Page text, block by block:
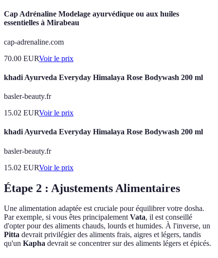
Cap Adrénaline Modelage ayurvédique ou aux huiles
essentielles à Mirabeau
cap-adrenaline.com
70.00 EURVoir le prix
khadi Ayurveda Everyday Himalaya Rose Bodywash 200 ml
basler-beauty.fr
15.02 EURVoir le prix
khadi Ayurveda Everyday Himalaya Rose Bodywash 200 ml
basler-beauty.fr
15.02 EURVoir le prix
Étape 2 : Ajustements Alimentaires
Une alimentation adaptée est cruciale pour équilibrer votre dosha.
Par exemple, si vous êtes principalementVata, il est conseillé
d'opter pour des aliments chauds, lourds et humides. À l'inverse, un
Pitta devrait privilégier des aliments frais, aigres et légers, tandis
qu'un Kapha devrait se concentrer sur des aliments légers et épicés.